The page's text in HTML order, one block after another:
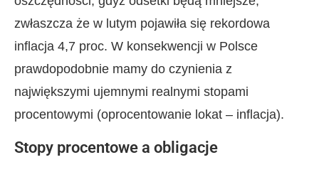
zwłaszcza że w lutym pojawiła się rekordowa
inflacja 4,7 proc. W konsekwencji w Polsce
prawdopodobnie mamy do czynienia z
największymi ujemnymi realnymi stopami
procentowymi (oprocentowanie lokat – inflacja).
Stopy procentowe a obligacje